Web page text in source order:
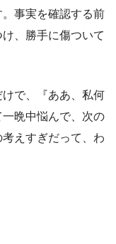
事実を確認する前
、勝手に傷ついて
けで、『ああ、私何
晩中悩んで、次の
えすぎだって、わ